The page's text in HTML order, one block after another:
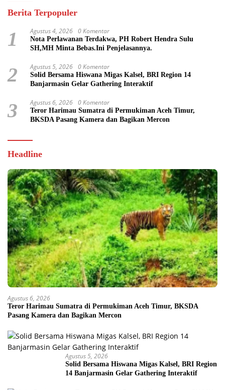
Berita Terpopuler
1 Agustus 4, 2026 0 Komentar
Nota Perlawanan Terdakwa, PH Robert Hendra Sulu
SH,MH Minta Bebas.Ini Penjelasannya.
2 Agustus 5, 2026 0 Komentar
Solid Bersama Hiswana Migas Kalsel, BRI Region 14
Banjarmasin Gelar Gathering Interaktif
3 Agustus 6, 2026 0 Komentar
Teror Harimau Sumatra di Permukiman Aceh Timur,
BKSDA Pasang Kamera dan Bagikan Mercon
Headline
Agustus 6, 2026
Teror Harimau Sumatra di Permukiman Aceh Timur, BKSDA
Pasang Kamera dan Bagikan Mercon
Agustus 5, 2026
Solid Bersama Hiswana Migas Kalsel, BRI Region
14 Banjarmasin Gelar Gathering Interaktif